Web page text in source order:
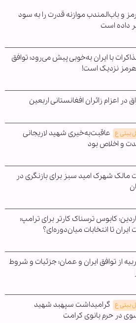
و باب‌المندب موازنه قدرت را به سود
داده است
با ایران به‌خوبی پیش می‌رود؛ توافق
هرمز نزدیک است!
در اعزام زائران افغانستانی اربعین
بیتی ع عاقبت‌به‌خیری شهید لاریجانی
و اخلاص بود
مالک شهرک امید سبز برای بازنگری در
کابوس ترسناک کارتر برای ترامپ؛
تا انتخابات میان‌دوره‌ای؟
از توافق ایران و عمان؛ جزئیات و شروط
بیتی ع گرامیداشت سپهبد شهید
در حرم بانوی کرامت